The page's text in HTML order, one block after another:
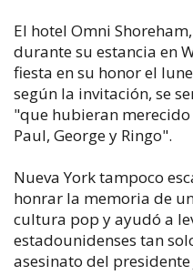
El hotel Omni
durante su estancia en
fiesta en su honor el
según la invitación, se
"que hubieran
Paul, George y Ringo".
Nueva York tampoco
honrar la memoria de
cultura pop y ayudó a
estadounidenses tan
asesinato del presidente